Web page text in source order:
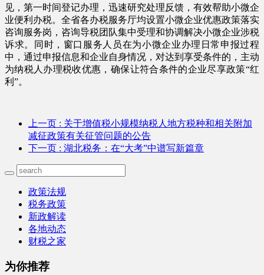
见，第一时间登记办理，迅速研究处理反馈，有效帮助小微企
业便利办税。全省各办税服务厅均设置小微企业优惠政策落实
咨询服务岗，咨询导税团队集中受理和协调解决小微企业涉税
诉求。同时，窗口服务人员在为小微企业办理日常申报过程
中，通过申报信息和企业自身情况，对达到享受条件的，主动
为纳税人办理税收优惠，确保让符合条件的企业尽享政策“红
利”。
上一页 : 关于增值税小规模纳税人地方税种和相关附加
减征政策有关征管问题的公告
下一页 : 湖北税务：在“大考”中谱写新篇章
政策法规
税务政策
新政解读
各地动态
财税之家
为你推荐